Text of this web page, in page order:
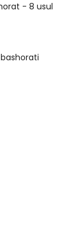
- 8 usul